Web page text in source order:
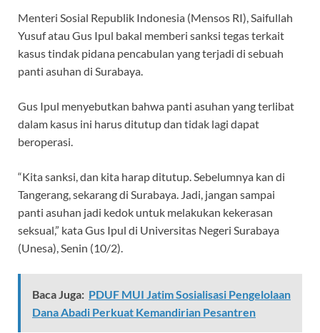
Menteri Sosial Republik Indonesia (Mensos RI), Saifullah
Yusuf atau Gus Ipul bakal memberi sanksi tegas terkait
kasus tindak pidana pencabulan yang terjadi di sebuah
panti asuhan di Surabaya.
Gus Ipul menyebutkan bahwa panti asuhan yang terlibat
dalam kasus ini harus ditutup dan tidak lagi dapat
beroperasi.
“Kita sanksi, dan kita harap ditutup. Sebelumnya kan di
Tangerang, sekarang di Surabaya. Jadi, jangan sampai
panti asuhan jadi kedok untuk melakukan kekerasan
seksual,” kata Gus Ipul di Universitas Negeri Surabaya
(Unesa), Senin (10/2).
Baca Juga: PDUF MUI Jatim Sosialisasi Pengelolaan
Dana Abadi Perkuat Kemandirian Pesantren